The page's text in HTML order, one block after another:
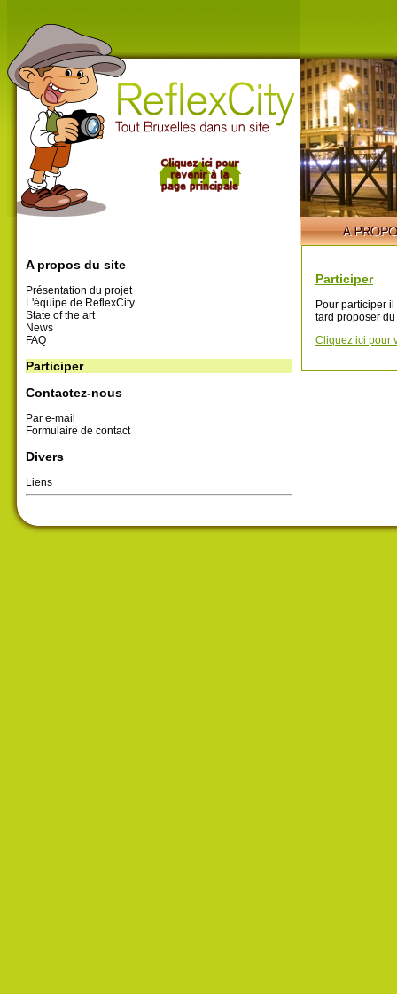
A propos du site
Présentation du projet
L'équipe de ReflexCity
State of the art
News
FAQ
Participer
Contactez-nous
Par e-mail
Formulaire de contact
Divers
Liens
Participer
Pour participer
tard proposer
Cliquez ici pour